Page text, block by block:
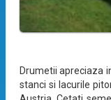
Drumetii apreciaza
stanci si lacurile